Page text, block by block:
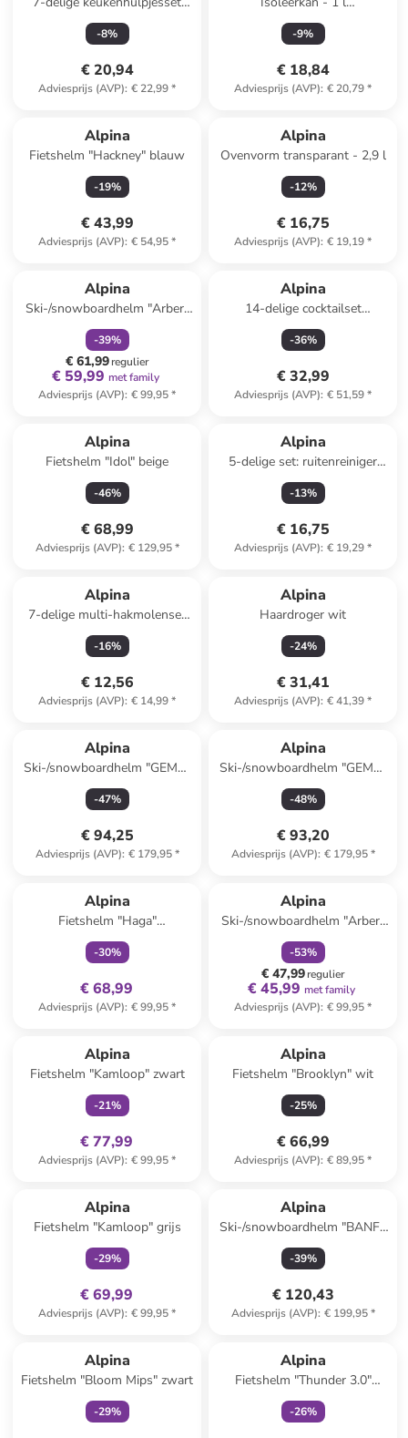
meerkleurig
-8%
€ 20,94
Adviesprijs (AVP): € 22,99*
(verrassingsproduct)
-9%
€ 18,84
Adviesprijs (AVP): € 20,79*
Alpina
Fietshelm "Hackney" blauw
-19%
€ 43,99
Adviesprijs (AVP): € 54,95*
Alpina
Ovenvorm transparant - 2,9 l
-12%
€ 16,75
Adviesprijs (AVP): € 19,19*
Alpina
Ski-/snowboardhelm "Arber"
lichtroze
-39%
€ 61,99regulier
€ 59,99 met family
Adviesprijs (AVP): € 99,95*
Alpina
14-delige cocktailset
zilverkleurig
-36%
€ 32,99
Adviesprijs (AVP): € 51,59*
Alpina
Fietshelm "Idol" beige
-46%
€ 68,99
Adviesprijs (AVP): € 129,95*
Alpina
5-delige set: ruitenreiniger
grijs/turquoise
-13%
€ 16,75
Adviesprijs (AVP): € 19,29*
Alpina
7-delige multi-hakmolenset
rood
-16%
€ 12,56
Adviesprijs (AVP): € 14,99*
Alpina
Haardroger wit
-24%
€ 31,41
Adviesprijs (AVP): € 41,39*
Alpina
Ski-/snowboardhelm "GEMS"
zwart
-47%
€ 94,25
Adviesprijs (AVP): € 179,95*
Alpina
Ski-/snowboardhelm "GEMS"
blauw
-48%
€ 93,20
Adviesprijs (AVP): € 179,95*
Alpina
Fietshelm "Haga"
donkerblauw
-30%
€ 68,99
Adviesprijs (AVP): € 99,95*
Alpina
Ski-/snowboardhelm "Arber"
kaki
-53%
€ 47,99regulier
€ 45,99 met family
Adviesprijs (AVP): € 99,95*
Alpina
Fietshelm "Kamloop" zwart
-21%
€ 77,99
Adviesprijs (AVP): € 99,95*
Alpina
Fietshelm "Brooklyn" wit
-25%
€ 66,99
Adviesprijs (AVP): € 89,95*
Alpina
Fietshelm "Kamloop" grijs
-29%
€ 69,99
Adviesprijs (AVP): € 99,95*
Alpina
Ski-/snowboardhelm "BANFF
MIPS" zwart
-39%
€ 120,43
Adviesprijs (AVP): € 199,95*
Alpina
Fietshelm "Bloom Mips" zwart
-29%
Alpina
Fietshelm "Thunder 3.0"
zwart/antraciet
-26%